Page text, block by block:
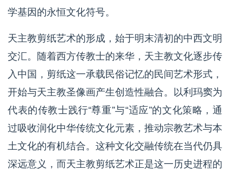
学基因的永恒文化符号。
天主教剪纸艺术的形成，始于明末清初的中西文明
交汇。随着西方传教士的来华，天主教文化逐步传
入中国，剪纸这一承载民俗记忆的民间艺术形式，
开始与天主教圣像画产生创造性融合。以利玛窦为
代表的传教士践行“尊重”与“适应”的文化策略，通
过吸收润化中华传统文化元素，推动宗教艺术与本
土文化的有机结合。这种文化交融传统在当代仍具
深远意义，而天主教剪纸艺术正是这一历史进程的